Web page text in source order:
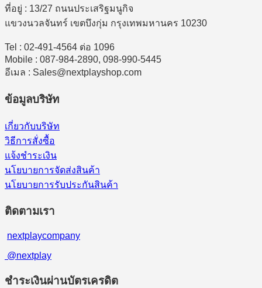
ที่อยู่ : 13/27 ถนนประเสริฐมนูกิจ
แขวงนวลจันทร์ เขตบึงกุ่ม กรุงเทพมหานคร 10230
Tel : 02-491-4564 ต่อ 1096
Mobile : 087-984-2890, 098-990-5445
อีเมล : Sales@nextplayshop.com
ข้อมูลบริษัท
เกี่ยวกับบริษัท
วิธีการสั่งซื้อ
แจ้งชำระเงิน
นโยบายการจัดส่งสินค้า
นโยบายการรับประกันสินค้า
ติดตามเรา
nextplaycompany
@nextplay
ชำระเงินผ่านบัตรเครดิต